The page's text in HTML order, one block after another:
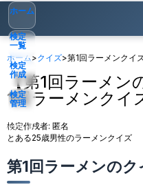
ホーム
検定
一覧
検定
作成
検定
管理
ゲスト▾
ホーム>クイズ>第1回ラーメンクイ
【第1回ラーメン
1回ラーメンクイ
検定作成者: 匿名
とある25歳男性のラーメンクイズ
第1回ラーメンのク